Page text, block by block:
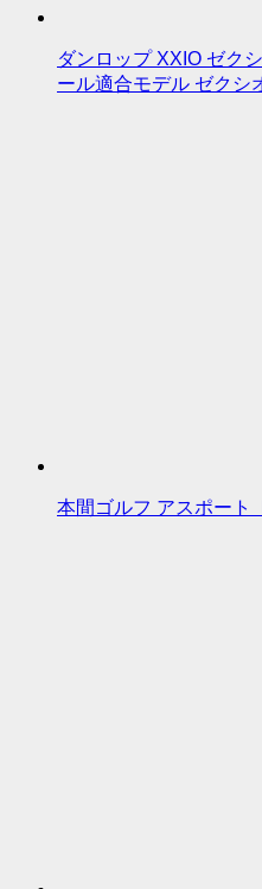
ダンロップ XXIO ゼク
ール適合モデル ゼクシ
本間ゴルフ アスポート